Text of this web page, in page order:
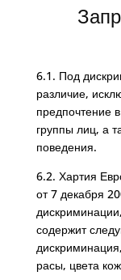
6.1. Под
различие,
предпочтение
группы лиц, а
поведения.
6.2. Хартия
от 7 декабря
содержит
расы, цвета